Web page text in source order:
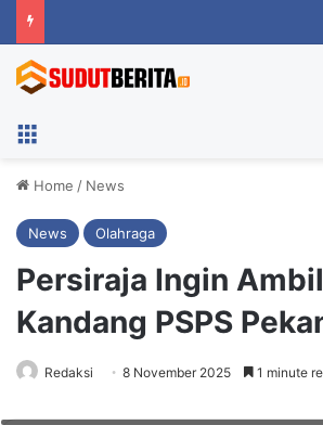
Home / News
News Olahraga
Persiraja Ingin
Kandang PSPS
Redaksi 8 November 2025 1 minute